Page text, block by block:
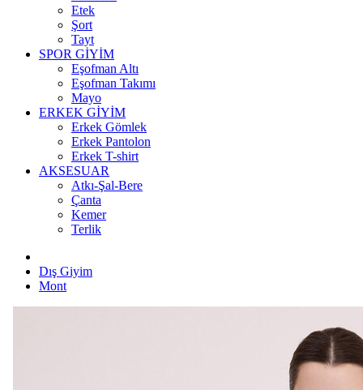
Etek
Şort
Tayt
SPOR GİYİM
Eşofman Altı
Eşofman Takımı
Mayo
ERKEK GİYİM
Erkek Gömlek
Erkek Pantolon
Erkek T-shirt
AKSESUAR
Atkı-Şal-Bere
Çanta
Kemer
Terlik
Dış Giyim
Mont